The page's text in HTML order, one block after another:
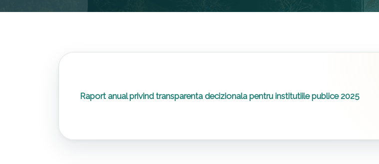
Raport anual privind transparenta decizionala pentru institutiile publice 2025